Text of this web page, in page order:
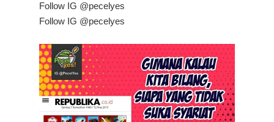
Follow IG @pecelyes
Follow IG @pecelyes